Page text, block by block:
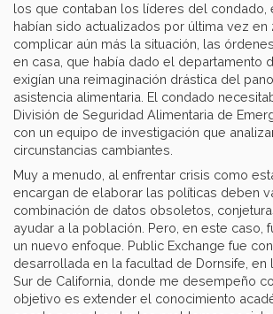
los que contaban los líderes del condado,
habían sido actualizados por última vez en
complicar aún más la situación, las
en casa, que había dado el departamento
exigían una reimaginación drástica del
asistencia alimentaria. El condado
División de Seguridad Alimentaria de
con un equipo de investigación que
circunstancias cambiantes.
Muy a menudo, al enfrentar crisis como
encargan de elaborar las políticas deben
combinación de datos obsoletos,
ayudar a la población. Pero, en este caso,
un nuevo enfoque. Public Exchange fue
desarrollada en la facultad de Dornsife, en
Sur de California, donde me desempeño
objetivo es extender el conocimiento